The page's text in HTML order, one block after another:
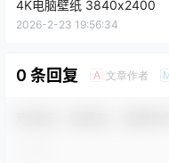
4K电脑壁纸 3840x2400
2026-2-23 19:56:34
0 条回复 A 文章作者 M